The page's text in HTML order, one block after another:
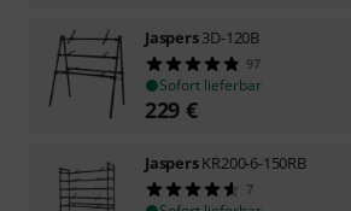
Jaspers3D-120B
97
Sofort lieferbar
229 €
JaspersKR200-6-150RB
7